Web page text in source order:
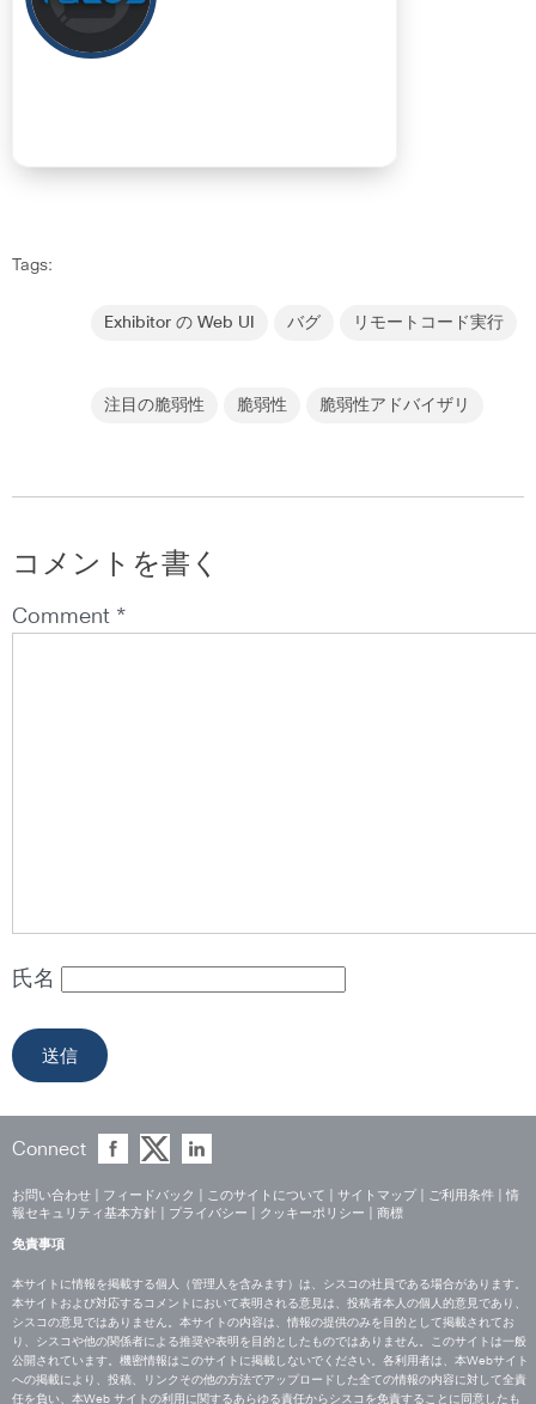
Tags:
Exhibitor の Web UI バグ リモートコード実行
注目の脆弱性 脆弱性 脆弱性アドバイザリ
コメントを書く
Comment *
氏名
Connect
お問い合わせ フィードバック このサイトについて サイトマップ ご利用条件
情
報セキュリティ基本方針
プライバシー クッキーポリシー 商標
免責事項
本サイトに情報を掲載する個人（管理人を含みます）は、シスコの社員である場合があります。
本サイトおよび対応するコメントにおいて表明される意見は、投稿者本人の個人的意見であり、
シスコの意見ではありません。本サイトの内容は、情報の提供のみを目的として掲載されてお
り、シスコや他の関係者による推奨や表明を目的としたものではありません。このサイトは一般
公開されています。機密情報はこのサイトに掲載しないでください。各利用者は、本Webサイト
への掲載により、投稿、リンクその他の方法でアップロードした全ての情報の内容に対して全責
任を負い、本Web サイトの利用に関するあらゆる責任からシスコを免責することに同意したも